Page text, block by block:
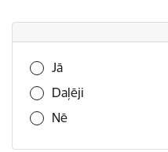
Vai šī informācija bija
Jā
Daļēji
Nē